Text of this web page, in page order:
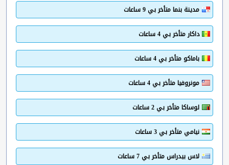
مدينة بنما متأخر بي 9 ساعات
داكار متأخر بي 4 ساعات
باماكو متأخر بي 4 ساعات
مونروفيا متأخر بي 4 ساعات
لوساكا متأخر بي 2 ساعات
نيامي متأخر بي 3 ساعات
لاس بيدراس متأخر بي 7 ساعات